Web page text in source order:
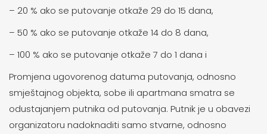
– 20 % ako se putovanje otkaže 29 do 15 dana,
– 50 % ako se putovanje otkaže 14 do 8 dana,
– 100 % ako se putovanje otkaže 7 do 1 dana i
Promjena ugovorenog datuma putovanja, odnosno
smještajnog objekta, sobe ili apartmana smatra se
odustajanjem putnika od putovanja. Putnik je u obavezi
organizatoru nadoknaditi samo stvarne, odnosno